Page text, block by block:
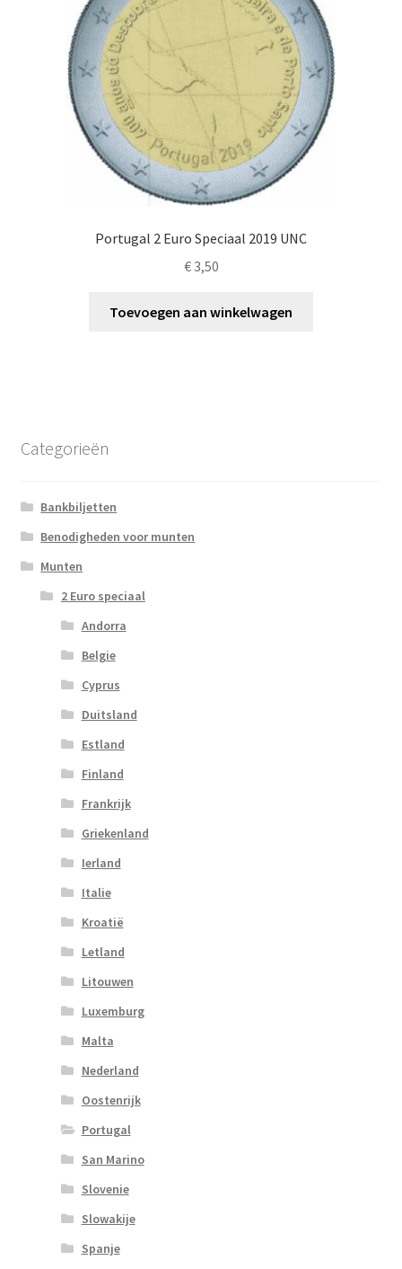
Portugal 2 Euro Speciaal 2019 UNC
€3,50
Toevoegen aan winkelwagen
Categorieën
Bankbiljetten
Benodigheden voor munten
Munten
2 Euro speciaal
Andorra
Belgie
Cyprus
Duitsland
Estland
Finland
Frankrijk
Griekenland
Ierland
Italie
Kroatië
Letland
Litouwen
Luxemburg
Malta
Nederland
Oostenrijk
Portugal
San Marino
Slovenie
Slowakije
Spanje